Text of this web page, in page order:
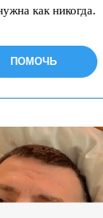
как никогда.
ПОМОЧЬ